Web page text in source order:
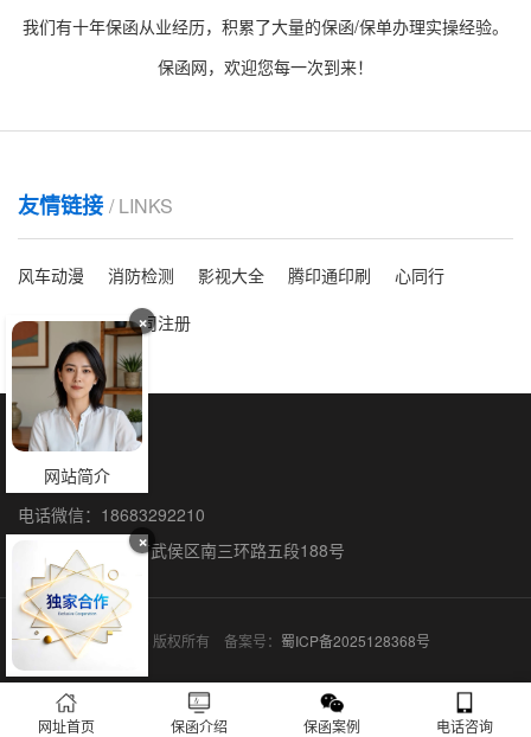
我们有十年保函从业经历，积累了大量的保函/保单办理实操经验。
保函网，欢迎您每一次到来！
友情链接 / LINKS
风车动漫 消防检测 影视大全 腾印通印刷
心同行
洗脸吧
海外公司注册
×
网站简介
×
保函全国办理
联系人：石阳
电话微信：18683292210
联系地址：成都市武侯区南三环路五段188号
保函网 © 2015-2026 版权所有 备案号： 蜀ICP备2025128368号
网址首页 保函介绍 保函案例 电话咨询